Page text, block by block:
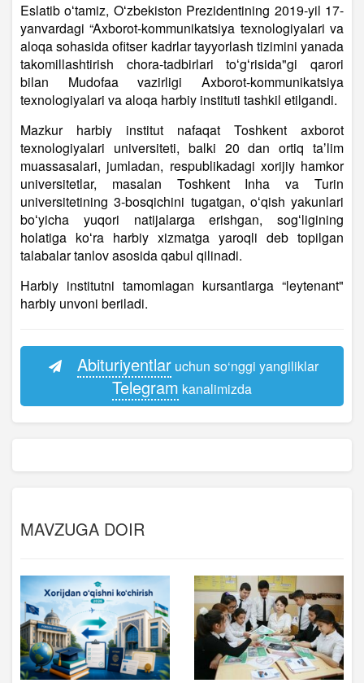
Eslatib oʻtamiz, Oʻzbekiston Prezidentining 2019-yil 17-
yanvardagi “Axborot-kommunikatsiya texnologiyalari va
aloqa sohasida ofitser kadrlar tayyorlash tizimini yanada
takomillashtirish chora-tadbirlari toʻgʻrisida"gi qarori
bilan Mudofaa vazirligi Axborot-kommunikatsiya
texnologiyalari va aloqa harbiy instituti tashkil etilgandi.
Mazkur harbiy institut nafaqat Toshkent axborot
texnologiyalari universiteti, balki 20 dan ortiq taʼlim
muassasalari, jumladan, respublikadagi xorijiy hamkor
universitetlar, masalan Toshkent Inha va Turin
universitetining 3-bosqichini tugatgan, oʻqish yakunlari
boʻyicha yuqori natijalarga erishgan, sogʻligining
holatiga koʻra harbiy xizmatga yaroqli deb topilgan
talabalar tanlov asosida qabul qilinadi.
Harbiy institutni tamomlagan kursantlarga “leytenant"
harbiy unvoni beriladi.
Abituriyentlaruchun so‘nggi yangiliklar
Telegram kanalimizda
MAVZUGA DOIR